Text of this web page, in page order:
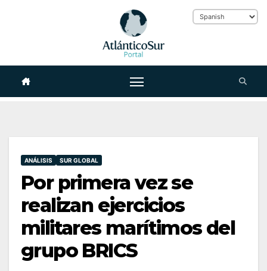
ANÁLISIS SUR GLOBAL
Por primera vez se
realizan ejercicios
militares marítimos del
grupo BRICS